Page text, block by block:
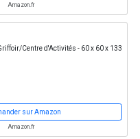
Amazon.fr
Centre d'Activités - 60 x 60 x 133
sur Amazon
Amazon.fr